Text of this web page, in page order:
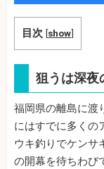
目次 [show]
狙うは深夜
福岡県の離島に渡
にはすでに多くの
ウキ釣りでケンサ
の開幕を待ちわび